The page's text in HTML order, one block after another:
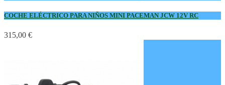
COCHE ELÉCTRICO PARA NIÑOS MINI PACEMAN JCW 12V RC
315,00 €